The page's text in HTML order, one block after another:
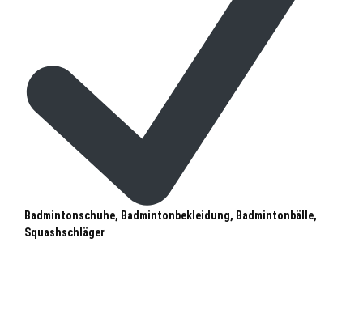
Badmintonschuhe, Badmintonbekleidung, Badmintonbälle,
Squashschläger